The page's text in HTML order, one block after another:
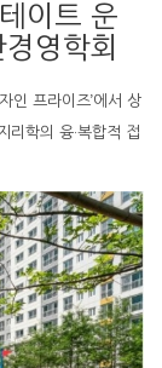
이트 운
영학회
인 프라이즈’에서 상
리학의 융·복합적 접